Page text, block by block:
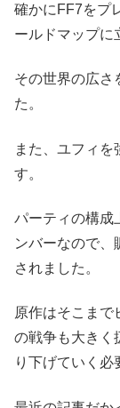
確かにFF7をプ
ールドマップに
その世界の広さ
た。
また、ユフィを
す。
パーティの構成
ンバーなので、
されました。
原作はそこまで
の戦争も大きく
り下げていく必